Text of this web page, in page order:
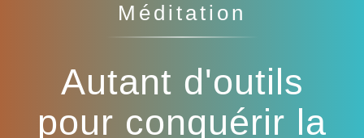
Méditation
Autant d'outils
pour conquérir la